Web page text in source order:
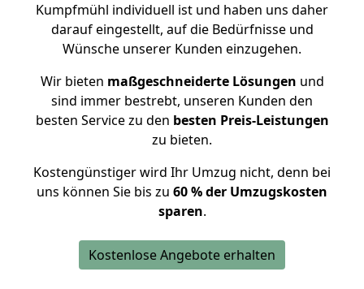
Kumpfmühl individuell ist und haben uns daher
darauf eingestellt, auf die Bedürfnisse und
Wünsche unserer Kunden einzugehen.
Wir bieten maßgeschneiderte Lösungen und
sind immer bestrebt, unseren Kunden den
besten Service zu den besten Preis-Leistungen
zu bieten.
Kostengünstiger wird Ihr Umzug nicht, denn bei
uns können Sie bis zu 60 % der Umzugskosten
sparen.
Kostenlose Angebote erhalten